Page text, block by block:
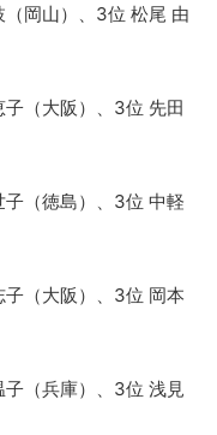
岡山）、3位 松尾 由
（大阪）、3位 先田
（徳島）、3位 中軽
（大阪）、3位 岡本
（兵庫）、3位 浅見